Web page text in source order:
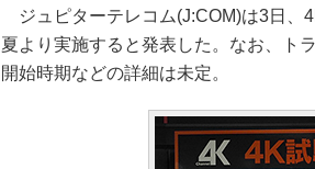
ジュピターテレコム(J:COM)は3日、
夏より実施すると発表した。なお、ト
開始時期などの詳細は未定。